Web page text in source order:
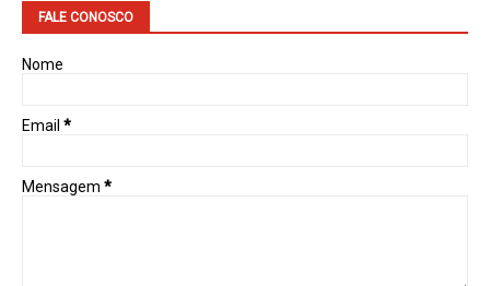
FALE CONOSCO
Nome
Email *
Mensagem *